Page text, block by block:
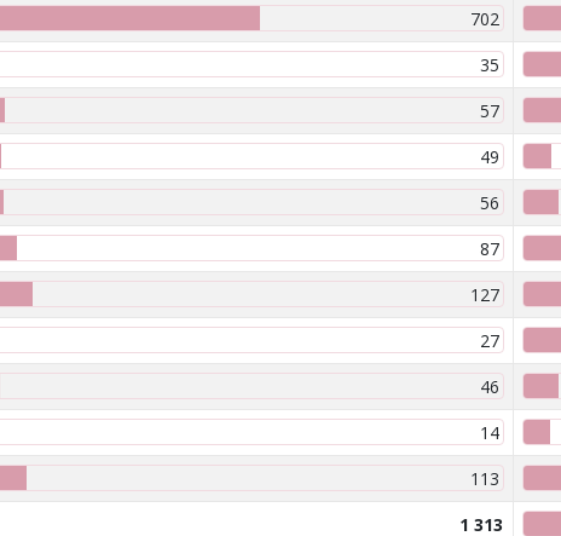
702
35
57
49
56
87
127
27
46
14
113
1 313